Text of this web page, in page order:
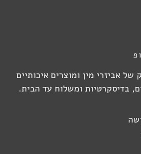
של אביזרי מין ומוצרים איכותיים
בדיסקרטיות ומשלוח עד הבית.